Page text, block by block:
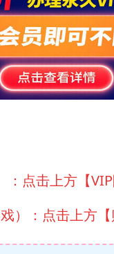
点击上方【
）：点击上方